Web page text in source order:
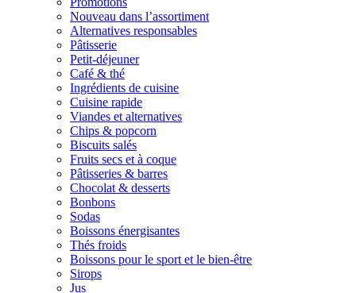
Nouveau dans l’assortiment
Alternatives responsables
Pâtisserie
Petit-déjeuner
Café & thé
Ingrédients de cuisine
Cuisine rapide
Viandes et alternatives
Chips & popcorn
Biscuits salés
Fruits secs et à coque
Pâtisseries & barres
Chocolat & desserts
Bonbons
Sodas
Boissons énergisantes
Thés froids
Boissons pour le sport et le bien-être
Sirops
Jus